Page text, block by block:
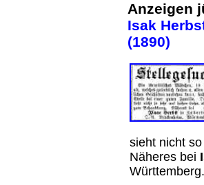
Anzeigen
Isak
(1890)
sieht nicht
Näheres bei